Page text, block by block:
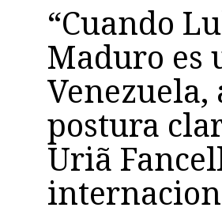
“Cuando
Maduro es
postura
Uriã